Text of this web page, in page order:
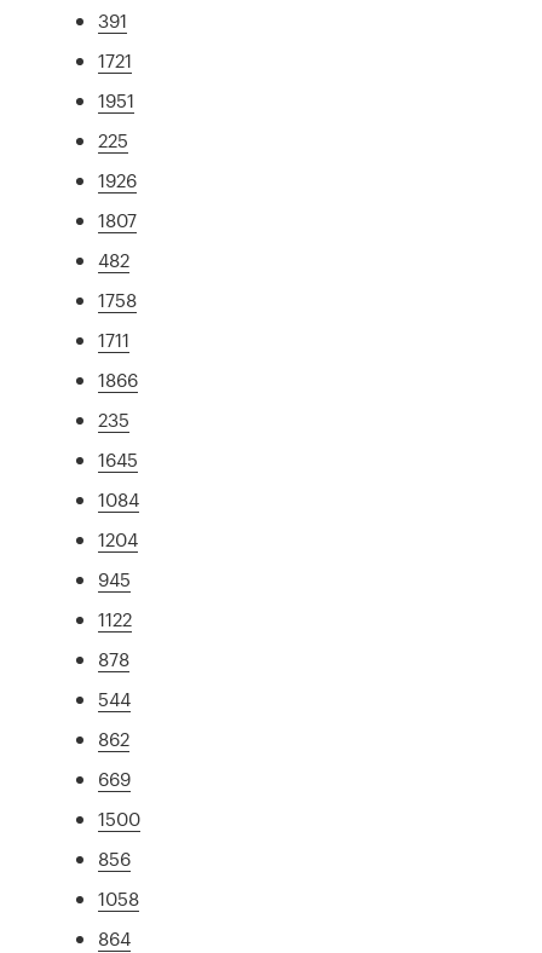
391
1721
1951
225
1926
1807
482
1758
1711
1866
235
1645
1084
1204
945
1122
878
544
862
669
1500
856
1058
864